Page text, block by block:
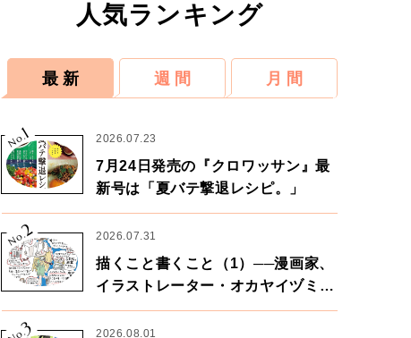
人気ランキング
最 新 週 間 月 間
No.
1 2026.07.23
7月24日発売の『クロワッサン』最
新号は「夏バテ撃退レシピ。」
No.2 2026.07.31
描くこと書くこと（1）──漫画家、
イラストレーター・オカヤイヅミさ
ん×漫画家・鶴谷香央理さん
3 2026.08.01